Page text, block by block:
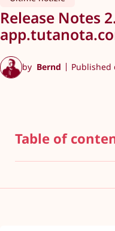
Release Notes
by Bernd Published
Table of